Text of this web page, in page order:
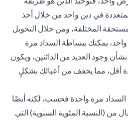
في دين واحد من خلال أخذ
المختلفة، ومن خلال التحويل
واحد، يمكنك ببساطة السداد مرة
وجود العديد من الدائنين، ويكون
أقل، مما يخفف من أعبائك بشكلٍ
السداد مرة واحدة فحسب، لكنه أيضًا
من (النسبة المئوية السنوية) التي